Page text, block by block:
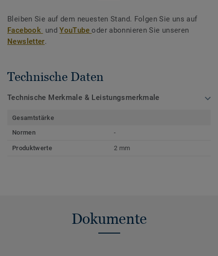
Bleiben Sie auf dem neuesten Stand. Folgen Sie uns auf
Facebook undYouTubeoder abonnieren Sie unseren
Newsletter.
Technische Daten
Technische Merkmale & Leistungsmerkmale
Gesamtstärke
Normen
-
Produktwerte 2 mm
Dokumente